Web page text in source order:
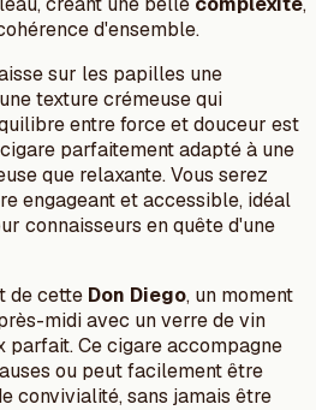
d'ensemble.
sur les papilles une
texture crémeuse qui
entre force et douceur est
parfaitement adapté à une
que relaxante. Vous serez
engageant et accessible, idéal
connaisseurs en quête d'une
de cette Don Diego, un moment
midi avec un verre de vin
parfait. Ce cigare accompagne
ou peut facilement être
convivialité, sans jamais être